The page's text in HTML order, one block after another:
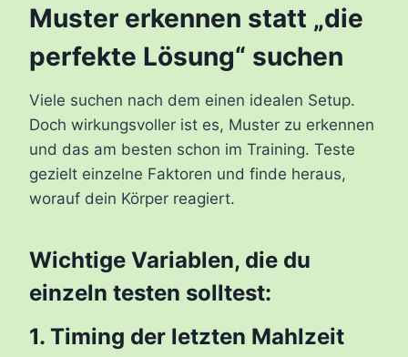
Muster erkennen statt „die
perfekte Lösung“ suchen
Viele suchen nach dem einen idealen Setup.
Doch wirkungsvoller ist es, Muster zu erkennen
und das am besten schon im Training. Teste
gezielt einzelne Faktoren und finde heraus,
worauf dein Körper reagiert.
Wichtige Variablen, die du
einzeln testen solltest:
1. Timing der letzten Mahlzeit